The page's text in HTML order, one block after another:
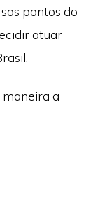
pontos do
atuar
a